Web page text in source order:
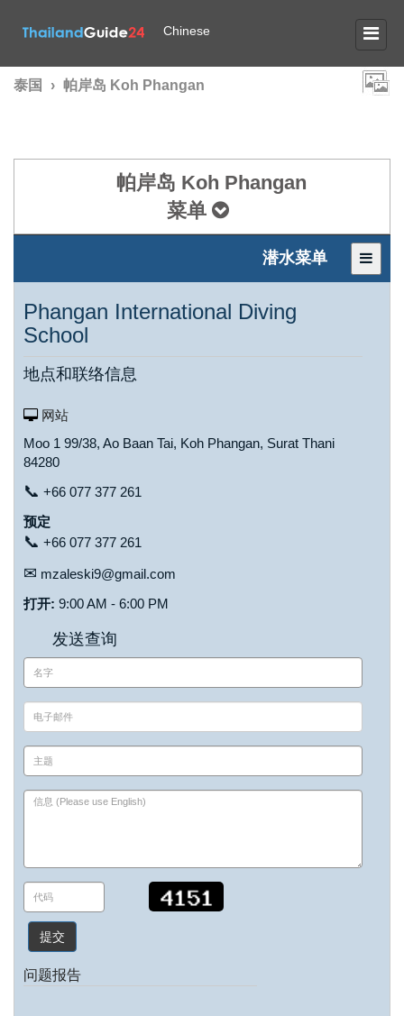
Chinese
泰国 › 帕岸岛 Koh Phangan
帕岸岛 Koh Phangan
菜单
潜水菜单
Phangan International Diving
School
地点和联络信息
网站
Moo 1 99/38, Ao Baan Tai, Koh Phangan, Surat Thani
84280
📞 +66 077 377 261
预定
📞 +66 077 377 261
✉ mzaleski9@gmail.com
打开: 9:00 AM - 6:00 PM
发送查询
提交
问题报告